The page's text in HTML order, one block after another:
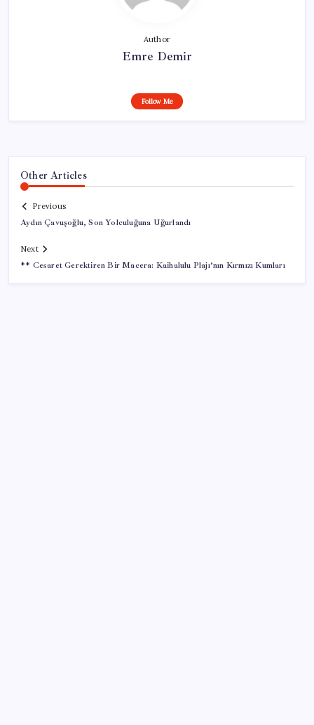
Author
Emre Demir
Follow Me
Other Articles
Previous
Aydın Çavuşoğlu, Son Yolculuğuna Uğurlandı
Next
** Cesaret Gerektiren Bir Macera: Kaihalulu Plajı’nın Kırmızı Kumları